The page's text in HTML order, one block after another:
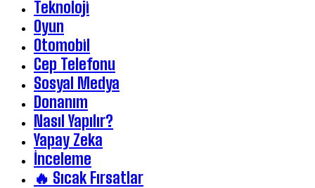
Teknoloji
Oyun
Otomobil
Cep Telefonu
Sosyal Medya
Donanım
Nasıl Yapılır?
Yapay Zeka
İnceleme
🔥 Sıcak Fırsatlar